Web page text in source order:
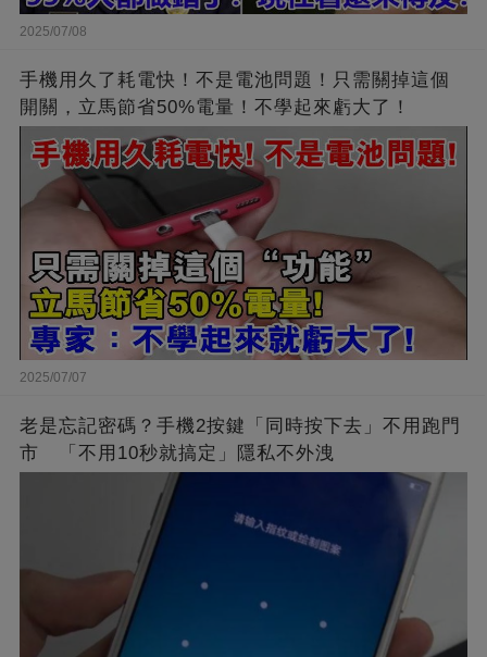
2025/07/08
手機用久了耗電快！不是電池問題！只需關掉這個
開關，立馬節省50%電量！不學起來虧大了！
2025/07/07
老是忘記密碼？手機2按鍵「同時按下去」不用跑門
市 「不用10秒就搞定」隱私不外洩